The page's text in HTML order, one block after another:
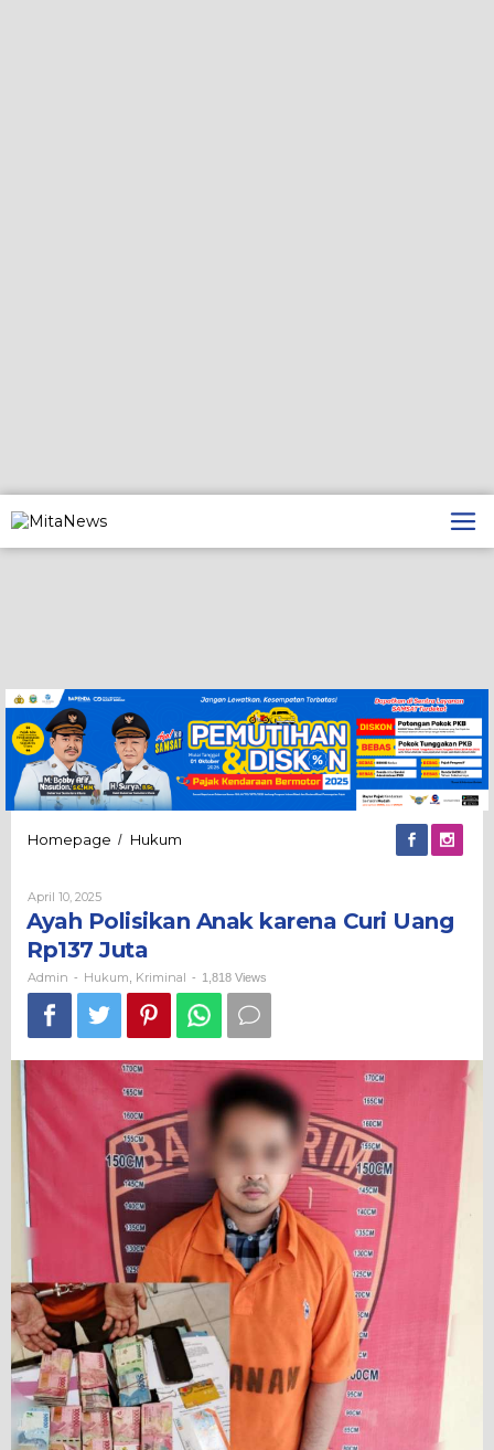
ke
konten
Homepage / Hukum
Curi
Juta
April 10, 2025Oleh
Admin
Ayah Polisikan Anak karena Curi Uang
Rp137 Juta
Admin - Hukum Kriminal - 1,818 Views